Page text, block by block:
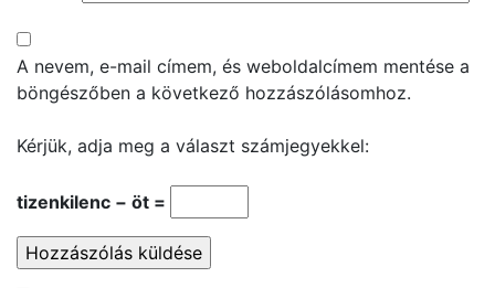
A nevem, e-mail címem, és weboldalcímem mentése a
böngészőben a következő hozzászólásomhoz.
Kérjük, adja meg a választ számjegyekkel:
tizenkilenc − öt =